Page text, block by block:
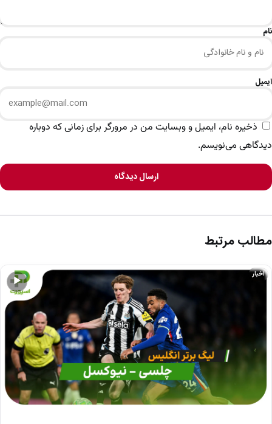
نام
ایمیل
ذخیره نام، ایمیل و وبسایت من در مرورگر برای زمانی که دوباره
دیدگاهی می‌نویسم.
ارسال دیدگاه
مطالب مرتبط
▶
اخبار